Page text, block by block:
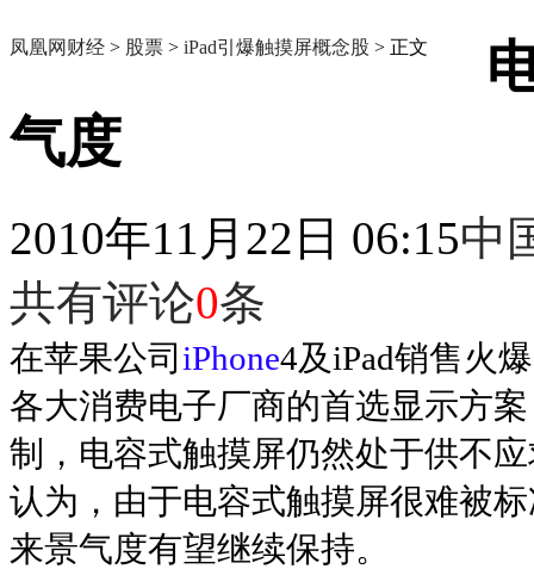
凤凰网财经 > 股票 > iPad引爆触摸屏概念股 > 正文
气度
2010年11月22日 06:15中
共有评论0条
在苹果公司 iPhone4及iPad销售火
各大消费电子厂商的首选显示方
制，电容式触摸屏仍然处于供不
认为，由于电容式触摸屏很难被
来景气度有望继续保持。